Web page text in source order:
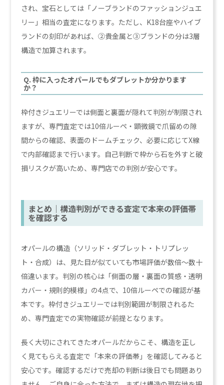
され、宝石としては「ノーブランドのファッションジュエ
リー」相当の査定になります。ただし、K18台座やハイブ
ランドの刻印があれば、②貴金属と③ブランドの分は3層
構造で加算されます。
Q. 枠に入ったオパールでもダブレットか分かります
か？
枠付きジュエリーでは側面と裏面が隠れて判別が制限され
ますが、専門査定では10倍ルーペ・顕微鏡で爪留めの隙
間からの確認、表面のドームチェック、必要に応じてX線
で内部確認まで行います。自己判断で枠から石を外すと破
損リスクが高いため、専門店での判別が安心です。
まとめ｜構造判別ができる査定で本来の評価帯
を確認する
オパールの構造（ソリッド・ダブレット・トリプレッ
ト・合成）は、見た目が似ていても市場評価が数倍〜数十
倍違います。判別の核心は「側面の層・裏面の質感・透明
カバー・規則的模様」の4点で、10倍ルーペでの確認が基
本です。枠付きジュエリーでは判別範囲が制限されるた
め、専門査定での実物確認が前提となります。
長く大切にされてきたオパールだからこそ、構造を正し
く見てもらえる査定で「本来の評価帯」を確認してみると
安心です。確認するだけで売却の判断は後日でも問題あり